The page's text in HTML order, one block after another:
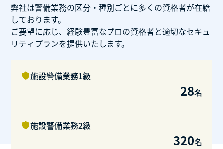
弊社は警備業務の区分・種別ごとに多くの資格者が在籍
しております。
ご要望に応じ、経験豊富なプロの資格者と適切なセキュ
リティプランを提供いたします。
施設警備業務1級
28名
施設警備業務2級
320名